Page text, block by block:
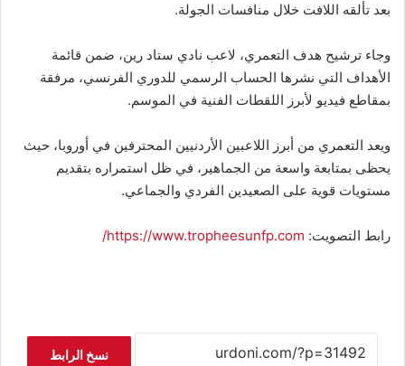
بعد تألقه اللافت خلال منافسات الجولة.
وجاء ترشيح هدف التعمري، لاعب نادي ستاد رين، ضمن قائمة
الأهداف التي نشرها الحساب الرسمي للدوري الفرنسي، مرفقة
بمقاطع فيديو لأبرز اللقطات الفنية في الموسم.
ويعد التعمري من أبرز اللاعبين الأردنيين المحترفين في أوروبا، حيث
يحظى بمتابعة واسعة من الجماهير، في ظل استمراره بتقديم
مستويات قوية على الصعيدين الفردي والجماعي.
رابط التصويت: https://www.tropheesunfp.com/
نسخ الرابط